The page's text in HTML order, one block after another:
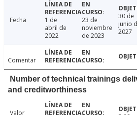
Fecha
1 de
abril de
2022
23 de
noviembre
de 2023
30 de
junio
2027
Comentar
Number of technical trainings
and creditworthiness
Valor